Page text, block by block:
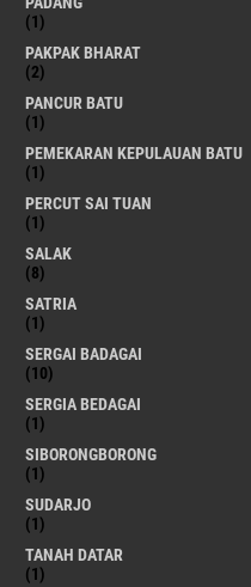
(1)
PAKPAK BHARAT
(2)
PANCUR BATU
(1)
PEMEKARAN KEPULAUAN BATU
(1)
PERCUT SAI TUAN
(1)
SALAK
(8)
SATRIA
(1)
SERGAI BADAGAI
(10)
SERGIA BEDAGAI
(1)
SIBORONGBORONG
(1)
SUDARJO
(1)
TANAH DATAR
(1)